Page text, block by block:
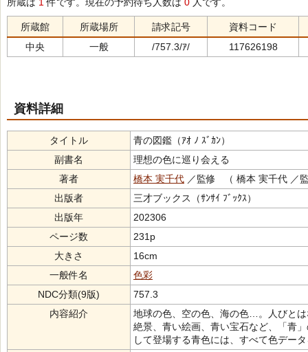
所蔵館 所蔵場所 請求記号
資料コード
中央
一般 /757.3/ｱ/ 117626198
資料詳細
タイトル
青の図鑑（ｱｵ ﾉ ｽﾞｶﾝ）
副書名
理想の色に巡り会える
著者
橋本 実千代 ／監修 （ 橋本 実千代 ／
出版者
三才ブックス（ｻﾝｻｲ ﾌﾞｯｸｽ）
出版年
202306
ページ数
231p
大きさ
16cm
一般件名
色彩
NDC分類(9版)
757.3
内容紹介
地球の色、空の色、海の色…。人びと
絶景、青い絵画、青い宝石など、「青
して登場する青色には、すべて色デー